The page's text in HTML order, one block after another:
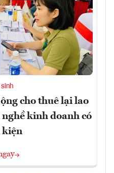
sinh
cho thuê lại lao
kinh doanh có
kiện